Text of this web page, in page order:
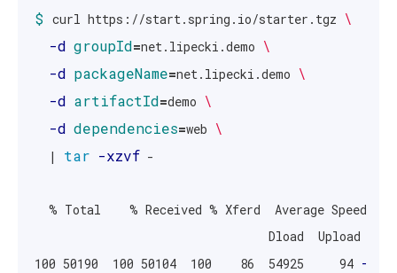
$ curl https://start.spring.io/starter.tgz \
-d groupId=net.lipecki.demo \
-d packageName=net.lipecki.demo \
-d artifactId=demo \
-d dependencies=web \
  |
tar -xzvf -
% Total    % Received % Xferd  Average Speed
Dload  Upload
100 50190  100 50104  100    86  54925     94 --